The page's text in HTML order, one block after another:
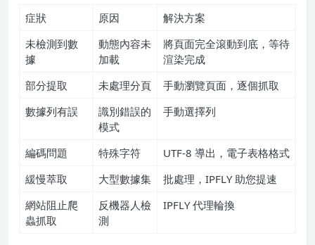
症狀 原因
解決方案
未檢測到數
據
動態內容未
加載
將頁面完全滾動到底，等待
渲染完成
部分提取
未處理分頁
手動瀏覽頁面，逐個抓取
數據列有誤
識別錯誤的
模式
手動選擇列
編碼問題 特殊字符
UTF-8 導出，電子表格格式
緩慢萃取
大型數據集
批處理，IPFLY 助您提速
網站阻止爬
蟲抓取
反機器人檢
測
IPFLY 代理輪換